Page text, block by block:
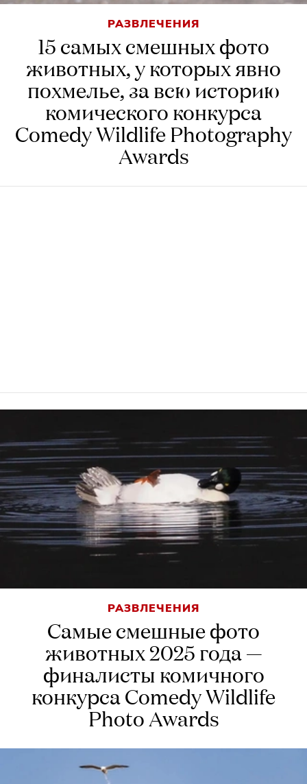
РАЗВЛЕЧЕНИЯ
15 самых смешных фото
животных, у которых явно
похмелье, за всю историю
комического конкурса
Comedy Wildlife Photography
Awards
РАЗВЛЕЧЕНИЯ
Самые смешные фото
животных 2025 года —
финалисты комичного
конкурса Comedy Wildlife
Photo Awards